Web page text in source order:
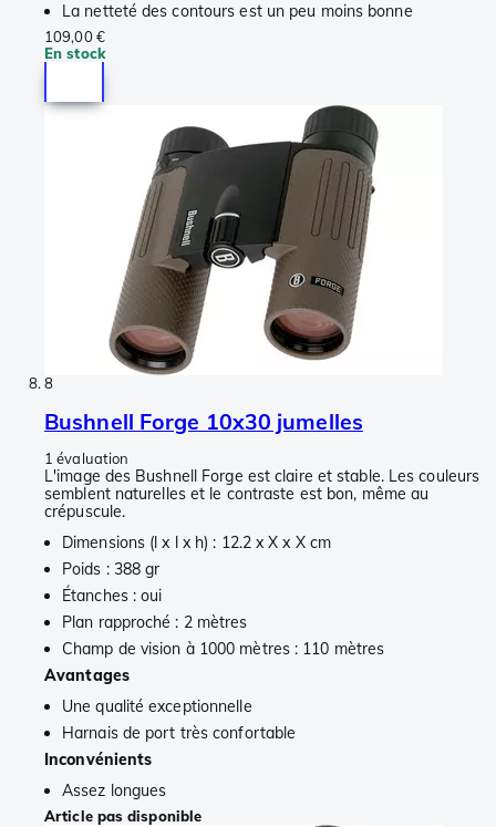
La netteté des contours est un peu moins bonne
109,00 €
En stock
8
Bushnell Forge 10x30 jumelles
1 évaluation
L'image des Bushnell Forge est claire et stable. Les couleurs
semblent naturelles et le contraste est bon, même au
crépuscule.
Dimensions (l x l x h) : 12.2 x X x X cm
Poids : 388 gr
Étanches : oui
Plan rapproché : 2 mètres
Champ de vision à 1000 mètres : 110 mètres
Avantages
Une qualité exceptionnelle
Harnais de port très confortable
Inconvénients
Assez longues
Article pas disponible